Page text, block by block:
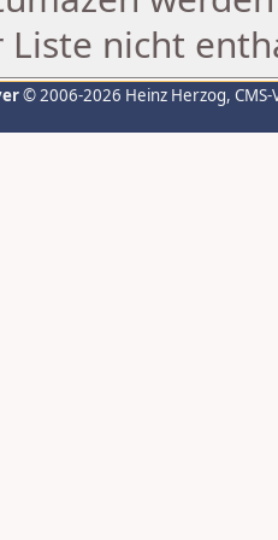
Liste nicht
© 2006-2026 Heinz Herzog,